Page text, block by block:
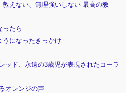
えない、無理強いしない 最高の教
ったら
になったきっかけ
ッド、永遠の3歳児が表現されたコーラ
オレンジの声